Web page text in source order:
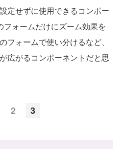
定せずに使用できるコンポー
ォームだけにズーム効果を
フォームで使い分けるなど、
広がるコンポーネントだと思
2 3